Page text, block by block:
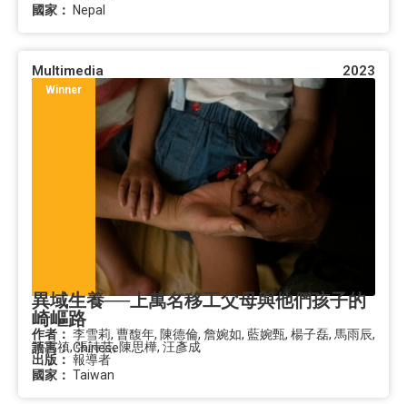
國家：
Nepal
Multimedia 2023
Winner
異域生養──上萬名移工父母與他們孩子的
崎嶇路
作者： 李雪莉, 曹馥年, 陳德倫, 詹婉如, 藍婉甄, 楊子磊, 馬雨辰,
黃禹禛, 張詩芸, 陳思樺, 汪彥成
出版： 報導者
語言：Chinese
國家： Taiwan